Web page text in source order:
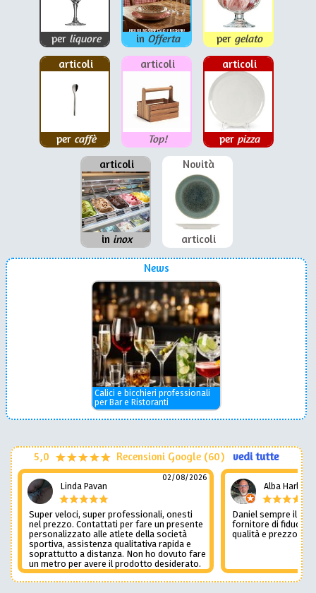
per liquore in Offerta per gelato
articoli
per caffè
articoli
Top!
articoli
per pizza
articoli
in inox
Novità
articoli
News
Calici e bicchieri professionali
per Bar e Ristoranti
5,0 Recensioni Google (60) vedi tutte
Linda Pavan
02/08/2026
Super veloci, super professionali, onesti
nel prezzo. Contattati per fare un presente
personalizzato alle atlete della società
sportiva, assistenza qualitativa rapida e
soprattutto a distanza. Non ho dovuto fare
un metro per avere il prodotto desiderato.
Una assistenza del genere è rara e
preziosa. Credo li contatterò ancora in
Alba Harley
Daniel sempre il
fornitore di fiducia
qualità e prezzo